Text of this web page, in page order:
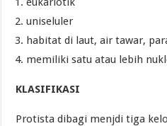
uniseluler
habitat di laut, air tawar,
memiliki satu atau lebih
KLASIFIKASI
Protista dibagi menjdi tiga